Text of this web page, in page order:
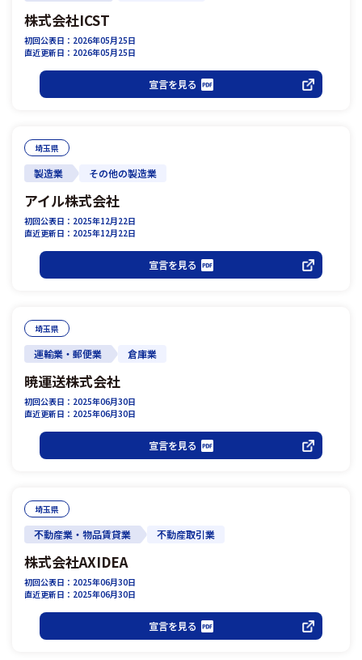
株式会社ICST
初回公表日：2026年05月25日
直近更新日：2026年05月25日
宣言を見る
埼玉県
製造業 その他の製造業
アイル株式会社
初回公表日：2025年12月22日
直近更新日：2025年12月22日
宣言を見る
埼玉県
運輸業・郵便業 倉庫業
暁運送株式会社
初回公表日：2025年06月30日
直近更新日：2025年06月30日
宣言を見る
埼玉県
不動産業・物品賃貸業 不動産取引業
株式会社AXIDEA
初回公表日：2025年06月30日
直近更新日：2025年06月30日
宣言を見る